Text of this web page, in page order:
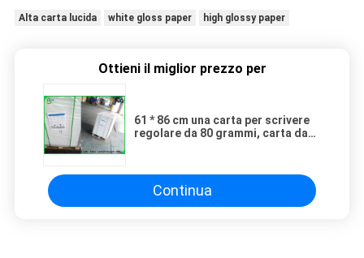
Alta carta lucida white gloss paper high glossy paper
Ottieni il miglior prezzo per
61 * 86 cm una carta per scrivere
regolare da 80 grammi, carta da
Continua